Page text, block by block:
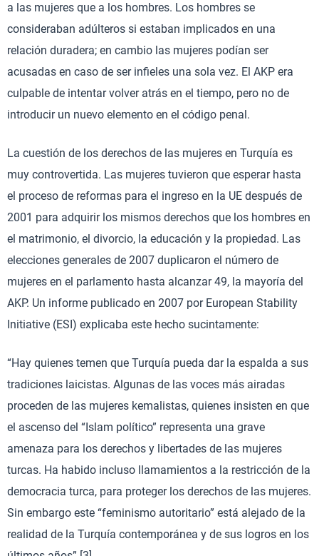
a las mujeres que a los hombres. Los hombres se
consideraban adúlteros si estaban implicados en una
relación duradera; en cambio las mujeres podían ser
acusadas en caso de ser infieles una sola vez. El AKP era
culpable de intentar volver atrás en el tiempo, pero no de
introducir un nuevo elemento en el código penal.
La cuestión de los derechos de las mujeres en Turquía es
muy controvertida. Las mujeres tuvieron que esperar hasta
el proceso de reformas para el ingreso en la UE después de
2001 para adquirir los mismos derechos que los hombres en
el matrimonio, el divorcio, la educación y la propiedad. Las
elecciones generales de 2007 duplicaron el número de
mujeres en el parlamento hasta alcanzar 49, la mayoría del
AKP. Un informe publicado en 2007 por European Stability
Initiative (ESI) explicaba este hecho sucintamente:
“Hay quienes temen que Turquía pueda dar la espalda a sus
tradiciones laicistas. Algunas de las voces más airadas
proceden de las mujeres kemalistas, quienes insisten en que
el ascenso del “Islam político” representa una grave
amenaza para los derechos y libertades de las mujeres
turcas. Ha habido incluso llamamientos a la restricción de la
democracia turca, para proteger los derechos de las mujeres.
Sin embargo este “feminismo autoritario” está alejado de la
realidad de la Turquía contemporánea y de sus logros en los